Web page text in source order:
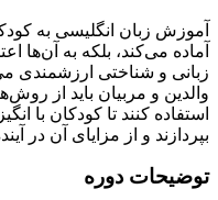
آموزش زبان انگلیسی به
آماده می‌کند، بلکه به آن‌ها
زبانی و شناختی ارزشمندی
والدین و مربیان باید از
استفاده کنند تا کودکان با
بپردازند و از مزایای آن در
توضیحات دوره